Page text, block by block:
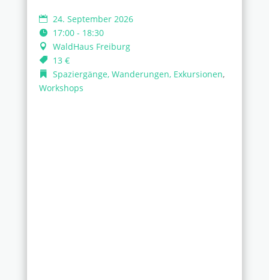
24. September 2026
17:00 - 18:30
WaldHaus Freiburg
13 €
Spaziergänge, Wanderungen, Exkursionen,
Workshops